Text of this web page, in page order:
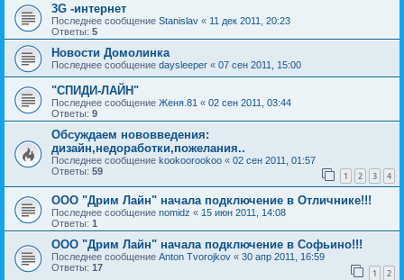
3G -интернет
Последнее сообщение Stanislav « 11 дек 2011, 20:23
Ответы: 5
Новости Домолинка
Последнее сообщение daysleeper « 07 сен 2011, 15:00
"СПИДИ-ЛАЙН"
Последнее сообщение Женя.81 « 02 сен 2011, 03:44
Ответы: 9
Обсуждаем нововведения:
дизайн,недоработки,пожелания..
Последнее сообщение kookoorookoo « 02 сен 2011, 01:57
Ответы: 59 1 2 3 4
ООО "Дрим Лайн" начала подключение в Отличнике!!!
Последнее сообщение nomidz « 15 июн 2011, 14:08
Ответы: 1
ООО "Дрим Лайн" начала подключение в Софьино!!!
Последнее сообщение Anton Tvorojkov « 30 апр 2011, 16:59
Ответы: 17 1 2